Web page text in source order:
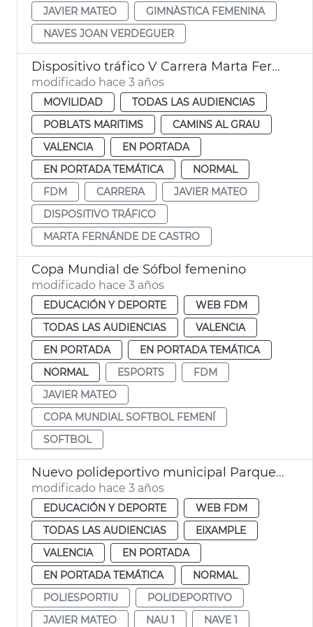
JAVIER MATEO
GIMNÀSTICA FEMENINA
NAVES JOAN VERDEGUER
Dispositivo tráfico V Carrera Marta Fernández
modificado hace 3 años
MOVILIDAD
TODAS LAS AUDIENCIAS
POBLATS MARITIMS
CAMINS AL GRAU
VALENCIA
EN PORTADA
EN PORTADA TEMÁTICA
NORMAL
FDM
CARRERA
JAVIER MATEO
DISPOSITIVO TRÁFICO
MARTA FERNÁNDE DE CASTRO
Copa Mundial de Sófbol femenino
modificado hace 3 años
EDUCACIÓN Y DEPORTE
WEB FDM
TODAS LAS AUDIENCIAS
VALENCIA
EN PORTADA
EN PORTADA TEMÁTICA
NORMAL
ESPORTS
FDM
JAVIER MATEO
COPA MUNDIAL SOFTBOL FEMENÍ
SOFTBOL
Nuevo polideportivo municipal Parque Central. Nave 1
modificado hace 3 años
EDUCACIÓN Y DEPORTE
WEB FDM
TODAS LAS AUDIENCIAS
EIXAMPLE
VALENCIA
EN PORTADA
EN PORTADA TEMÁTICA
NORMAL
POLIESPORTIU
POLIDEPORTIVO
JAVIER MATEO
NAU 1 NAVE 1